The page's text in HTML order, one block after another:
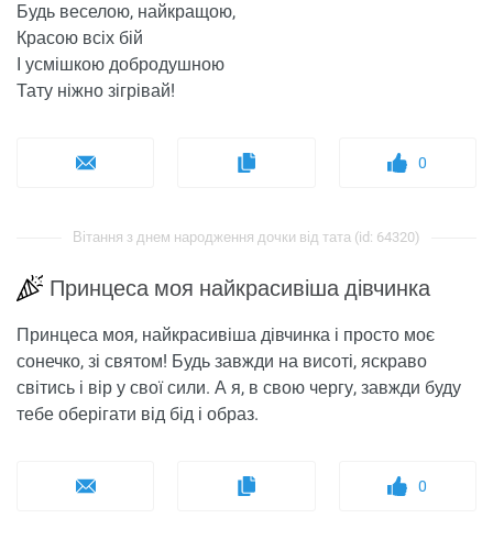
Будь веселою, найкращою,
Красою всіх бій
І усмішкою добродушною
Тату ніжно зігрівай!
0
Вітання з днем ​​народження дочки від тата (id: 64320)
Принцеса моя найкрасивіша дівчинка
Принцеса моя, найкрасивіша дівчинка і просто моє
сонечко, зі святом! Будь завжди на висоті, яскраво
світись і вір у свої сили. А я, в свою чергу, завжди буду
тебе оберігати від бід і образ.
0